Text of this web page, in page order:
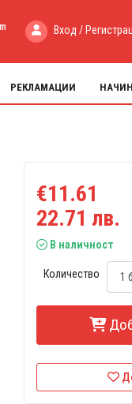
Вход /
РЕКЛАМАЦИИ
€11.61
22.71 лв.
В наличност
Количество